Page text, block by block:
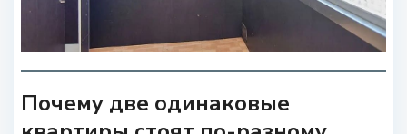
Почему две одинаковые